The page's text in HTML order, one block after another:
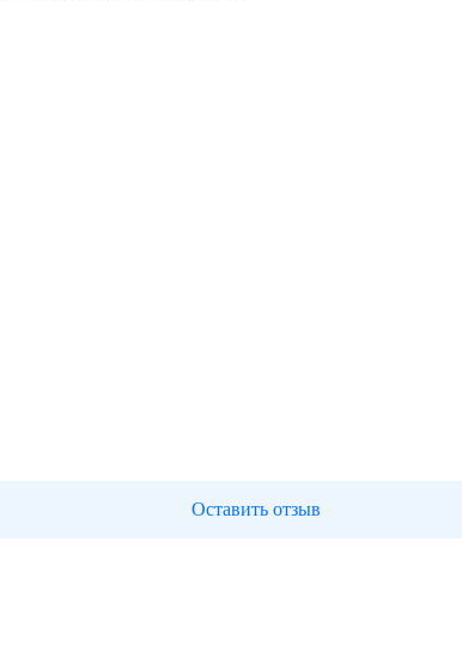
Оставить отзыв